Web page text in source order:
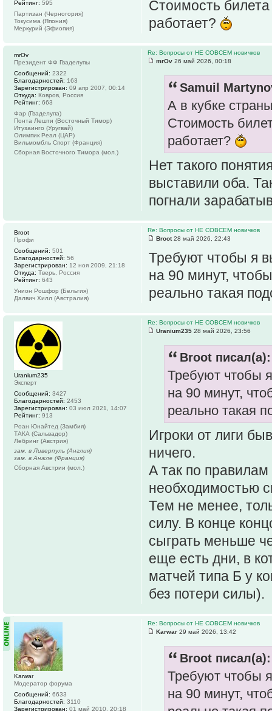
Стоимость
работает?
Рейтинг: 595
Партизан (Черногория)
Токусима (Япония)
Меркурий (Эфиопия)
Re: Вопросы от НЕ СОВСЕМ новичков
mrOv 26 май 2026, 00:18
Samuil
А в кубке
Стоимость
работает?
Нет такого
выставили оба.
погнали
mrOv
Президент ФФ Гваделупы
Сообщений: 2322
Благодарностей: 163
Зарегистрирован: 09 апр 2007, 00:14
Откуда: Ковров, Россия
Рейтинг: 663
Фар (Гваделупа)
Понта Лешти (Восточный Тимор)
Итузаинго (Уругвай)
Олимпик Реал (ЦАР)
Вильмомбль Спорт (Франция)
Сборная Восточного Тимора (мол.)
Re: Вопросы от НЕ СОВСЕМ новичков
Broot28 май 2026, 22:43
Требуют чтобы я
на 90 минут,
реально такая
Broot
Профи
Сообщений: 501
Благодарностей: 56
Зарегистрирован: 12 ноя 2009, 21:18
Откуда: Тверь, Россия
Рейтинг: 643
Унион Рошфор (Бельгия)
Далвич Хилл (Австралия)
Re: Вопросы от НЕ СОВСЕМ новичков
Uranium235 28 май 2026, 23:56
Broot писал(а):
Требуют чтобы я
на 90 минут,
реально такая
Игроки от лиги
ничего.
А так по правилам
необходимостью
Тем не менее,
силу. В конце
сыграть меньше
еще есть дни, в
матчей типа Б у
без потери силы).
Uranium235
Эксперт
Сообщений: 3427
Благодарностей: 2453
Зарегистрирован: 03 июл 2021, 14:07
Рейтинг: 913
Роан Юнайтед (Замбия)
ТАКА (Сальвадор)
Лебринг (Австрия)
зам. в Ливерпуль (Англия)
зам. в Анжле (Франция)
Сборная Австрии (мол.)
Re: Вопросы от НЕ СОВСЕМ новичков
Karwar 29 май 2026, 13:42
Broot писал(а):
Требуют чтобы я
на 90 минут,
Karwar
Модератор форума
Сообщений: 6633
Благодарностей: 3110
Зарегистрирован: 01 май 2010, 20:18